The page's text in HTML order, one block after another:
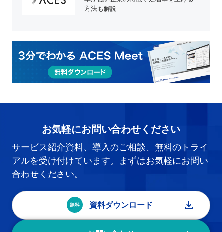
方法も解説
お気軽にお問い合わせください
サービス紹介資料、導入のご相談、無料のトライ
アルを受け付けています。まずはお気軽にお問い
合わせください。
資料ダウンロード